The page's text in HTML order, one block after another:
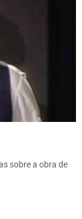
sobre a obra de